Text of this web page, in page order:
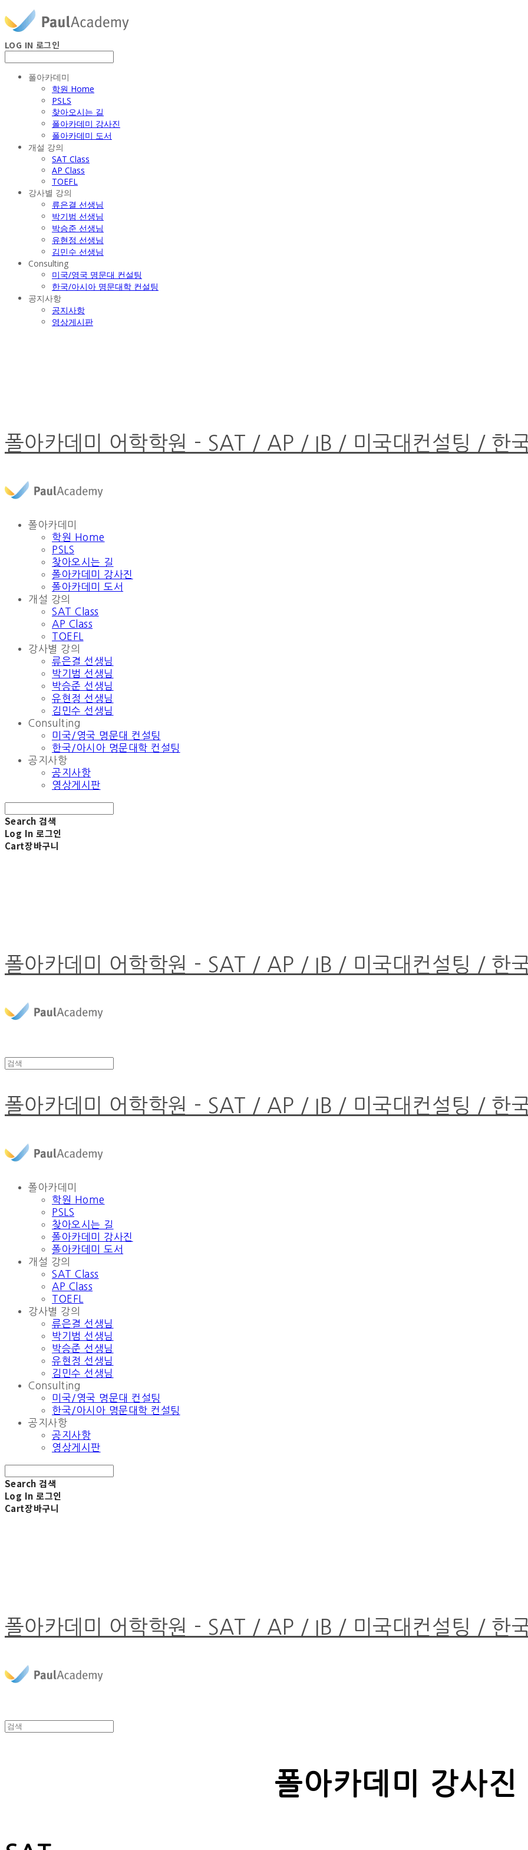
LOG IN 로그인
폴아카데미
학원 Home
PSLS
찾아오시는 길
폴아카데미 강사진
폴아카데미 도서
개설 강의
SAT Class
AP Class
TOEFL
강사별 강의
류은결 선생님
박기범 선생님
박승준 선생님
유현정 선생님
김민수 선생님
Consulting
미국/영국 명문대 컨설팅
한국/아시아 명문대학 컨설팅
공지사항
공지사항
영상게시판
폴아카데미 어학학원 - SAT / AP / IB / 미국대컨설팅 / 한
폴아카데미
학원 Home
PSLS
찾아오시는 길
폴아카데미 강사진
폴아카데미 도서
개설 강의
SAT Class
AP Class
TOEFL
강사별 강의
류은결 선생님
박기범 선생님
박승준 선생님
유현정 선생님
김민수 선생님
Consulting
미국/영국 명문대 컨설팅
한국/아시아 명문대학 컨설팅
공지사항
공지사항
영상게시판
Search 검색
Log In 로그인
Cart장바구니
폴아카데미 어학학원 - SAT / AP / IB / 미국대컨설팅 / 한
폴아카데미 어학학원 - SAT / AP / IB / 미국대컨설팅 / 한
폴아카데미
학원 Home
PSLS
찾아오시는 길
폴아카데미 강사진
폴아카데미 도서
개설 강의
SAT Class
AP Class
TOEFL
강사별 강의
류은결 선생님
박기범 선생님
박승준 선생님
유현정 선생님
김민수 선생님
Consulting
미국/영국 명문대 컨설팅
한국/아시아 명문대학 컨설팅
공지사항
공지사항
영상게시판
Search 검색
Log In 로그인
Cart장바구니
폴아카데미 어학학원 - SAT / AP / IB / 미국대컨설팅 / 한
폴아카데미 강사진